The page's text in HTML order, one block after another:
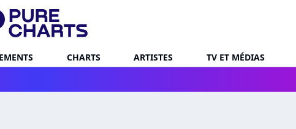
CHARTS ARTISTES TV ET MÉDIAS